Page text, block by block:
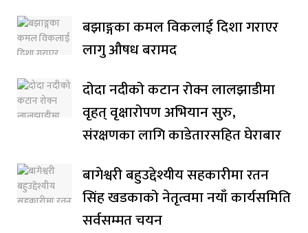
बझाङ्गका कमल विकलाई दिशा गराएर
लागु औषध बरामद
दोदा नदीको कटान रोक्न लालझाडीमा
वृहत् वृक्षारोपण अभियान सुरु,
संरक्षणका लागि काडेतारसहित घेराबार
बागेश्वरी बहुउद्देश्यीय सहकारीमा रतन
सिंह खडकाको नेतृत्वमा नयाँ कार्यसमिति
सर्वसम्मत चयन